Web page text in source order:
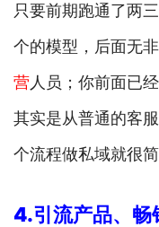
只要前期跑通了两
个的模型，后面无
营人员；你前面已
其实是从普通的客
个流程做私域就很简
4.引流产品、